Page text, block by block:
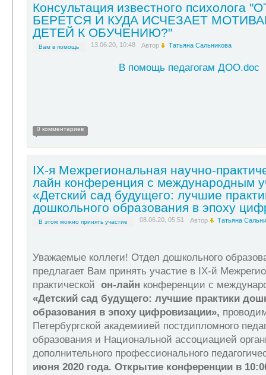
Консультация известного психолога
БЕРЕТСЯ И КУДА ИСЧЕЗАЕТ
ДЕТЕЙ К ОБУЧЕНИЮ?"
Вам в помощь 13.06.20, 10:48 Автор Татьяна Сальникова
В помощь педагогам ДОО.doc
0 комментариев
IX-я Межрегиональная научно-
лайн конференция с международным
«Детский сад будущего: лучшие
дошкольного образования в эпоху
В этом можно принять участие 08.06.20, 05:51 Автор Татьяна
Уважаемые коллеги! Отдел дошкольного
предлагает Вам принять участие в IX-й
практической он-лайн конференции с
«Детский сад будущего: лучшие практики
образования в эпоху цифровизации»,
Петербургской академиией постдипломного
образования и Национальной ассоциацией
дополнительного профессионального
июня 2020 года. Открытие конференции в